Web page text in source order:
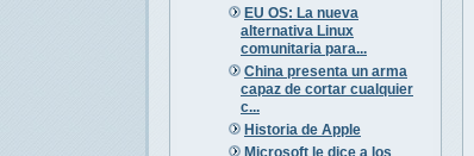
EU OS: La nueva
alternativa Linux
comunitaria para...
China presenta un arma
capaz de cortar cualquier
c...
Historia de Apple
Microsoft le dice a los